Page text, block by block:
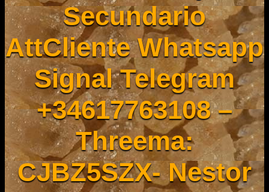
Secundario
AttCliente Whatsapp
Signal Telegram
+34617763108 –
Threema:
CJBZ5SZX- Nestor